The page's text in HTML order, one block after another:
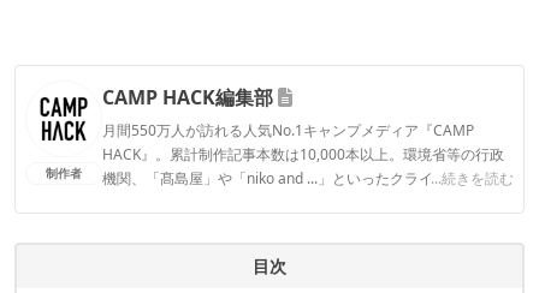
制作者
CAMP HACK編集部
月間550万人が訪れる人気No.1キャンプメディア『CAMP
HACK』。累計制作記事本数は10,000本以上。環境省等の行政
機関、「髙島屋」や「niko and ...」といったクライアントとの
...続きを読む
CAMP HACK編集部のプロフィール
目次